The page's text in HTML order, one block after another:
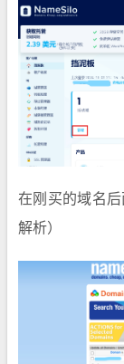
在刚买的域名
解析）